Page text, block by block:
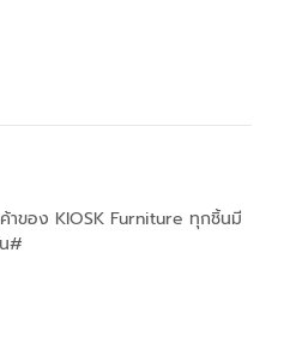
าของ KIOSK Furniture ทุกชิ้นมี
#